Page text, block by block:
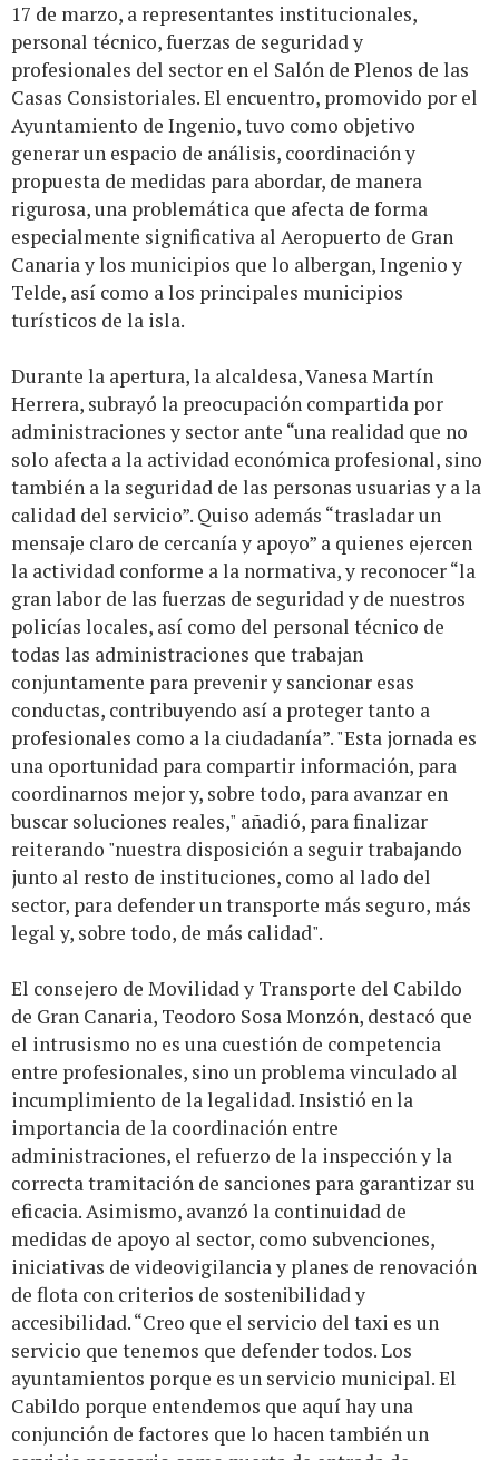
17 de marzo, a representantes institucionales,
personal técnico, fuerzas de seguridad y
profesionales del sector en el Salón de Plenos de las
Casas Consistoriales. El encuentro, promovido por el
Ayuntamiento de Ingenio, tuvo como objetivo
generar un espacio de análisis, coordinación y
propuesta de medidas para abordar, de manera
rigurosa, una problemática que afecta de forma
especialmente significativa al Aeropuerto de Gran
Canaria y los municipios que lo albergan, Ingenio y
Telde, así como a los principales municipios
turísticos de la isla.
Durante la apertura, la alcaldesa, Vanesa Martín
Herrera, subrayó la preocupación compartida por
administraciones y sector ante “una realidad que no
solo afecta a la actividad económica profesional, sino
también a la seguridad de las personas usuarias y a la
calidad del servicio”. Quiso además “trasladar un
mensaje claro de cercanía y apoyo” a quienes ejercen
la actividad conforme a la normativa, y reconocer “la
gran labor de las fuerzas de seguridad y de nuestros
policías locales, así como del personal técnico de
todas las administraciones que trabajan
conjuntamente para prevenir y sancionar esas
conductas, contribuyendo así a proteger tanto a
profesionales como a la ciudadanía”. "Esta jornada es
una oportunidad para compartir información, para
coordinarnos mejor y, sobre todo, para avanzar en
buscar soluciones reales," añadió, para finalizar
reiterando "nuestra disposición a seguir trabajando
junto al resto de instituciones, como al lado del
sector, para defender un transporte más seguro, más
legal y, sobre todo, de más calidad".
El consejero de Movilidad y Transporte del Cabildo
de Gran Canaria, Teodoro Sosa Monzón, destacó que
el intrusismo no es una cuestión de competencia
entre profesionales, sino un problema vinculado al
incumplimiento de la legalidad. Insistió en la
importancia de la coordinación entre
administraciones, el refuerzo de la inspección y la
correcta tramitación de sanciones para garantizar su
eficacia. Asimismo, avanzó la continuidad de
medidas de apoyo al sector, como subvenciones,
iniciativas de videovigilancia y planes de renovación
de flota con criterios de sostenibilidad y
accesibilidad. “Creo que el servicio del taxi es un
servicio que tenemos que defender todos. Los
ayuntamientos porque es un servicio municipal. El
Cabildo porque entendemos que aquí hay una
conjunción de factores que lo hacen también un